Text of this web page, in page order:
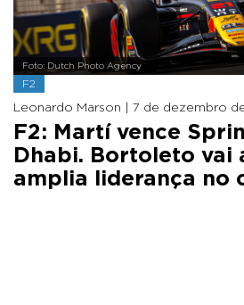
Foto: Dutch Photo Agency
F2
Leonardo Marson | 7 de dezembro
F2: Martí vence
Dhabi. Bortoleto vai
amplia liderança no